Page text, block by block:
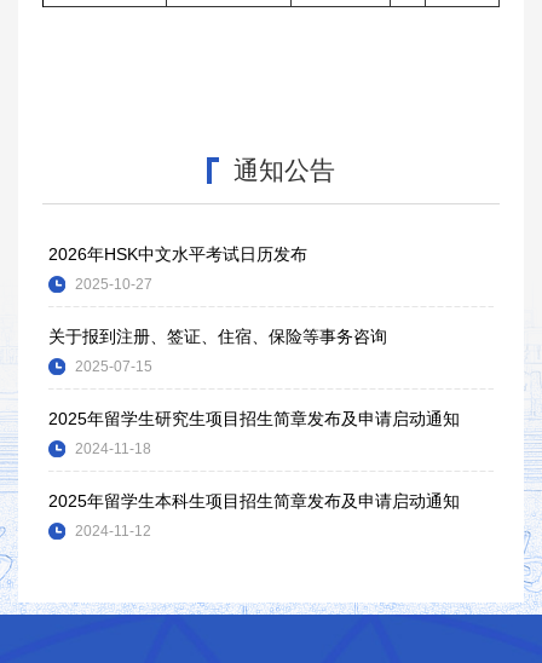
通知公告
2026年HSK中文水平考试日历发布
2025-10-27
关于报到注册、签证、住宿、保险等事务咨询
2025-07-15
2025年留学生研究生项目招生简章发布及申请启动通知
2024-11-18
2025年留学生本科生项目招生简章发布及申请启动通知
2024-11-12